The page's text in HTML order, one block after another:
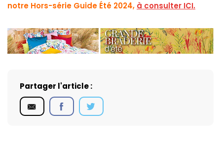
notre Hors-série Guide Été 2024, à consulter ICI.
Partager l'article :